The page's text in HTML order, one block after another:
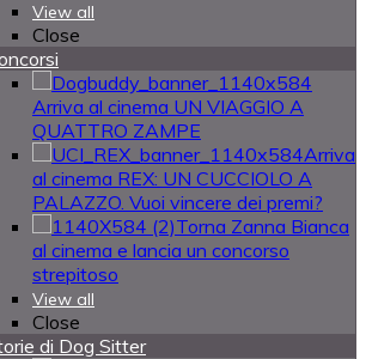
View all
Close
Arriva al cinema UN VIAGGIO A
QUATTRO ZAMPE
Arriva
al cinema REX: UN CUCCIOLO A
PALAZZO. Vuoi vincere dei premi?
Torna Zanna Bianca
al cinema e lancia un concorso
strepitoso
View all
Close
di Dog Sitter